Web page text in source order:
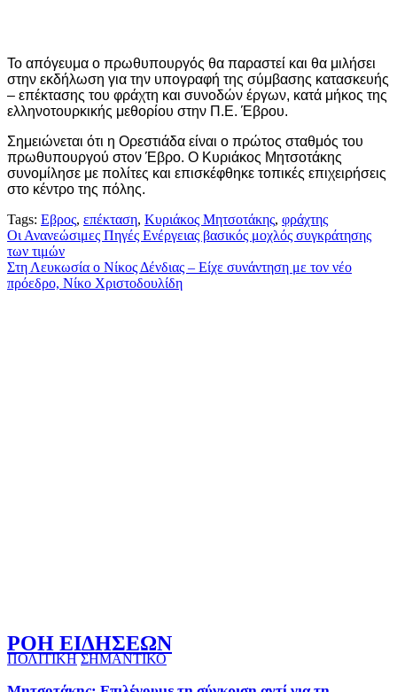
Το απόγευμα ο πρωθυπουργός θα παραστεί και θα μιλήσει
στην εκδήλωση για την υπογραφή της σύμβασης κατασκευής
– επέκτασης του φράχτη και συνοδών έργων, κατά μήκος της
ελληνοτουρκικής μεθορίου στην Π.Ε. Έβρου.
Σημειώνεται ότι η Ορεστιάδα είναι ο πρώτος σταθμός του
πρωθυπουργού στον Έβρο. Ο Κυριάκος Μητσοτάκης
συνομίλησε με πολίτες και επισκέφθηκε τοπικές επιχειρήσεις
στο κέντρο της πόλης.
Tags: Εβρος, επέκταση, Κυριάκος Μητσοτάκης, φράχτης
Πλοήγηση
άρθρων
Οι Ανανεώσιμες Πηγές Ενέργειας βασικός μοχλός συγκράτησης
των τιμών
Στη Λευκωσία ο Νίκος Δένδιας – Είχε συνάντηση με τον νέο
πρόεδρο, Νίκο Χριστοδουλίδη
ΡΟΗ ΕΙΔΗΣΕΩΝ
ΠΟΛΙΤΙΚΗ ΣΗΜΑΝΤΙΚΟ